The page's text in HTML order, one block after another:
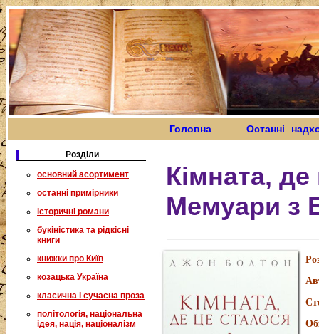
Головна Останні
Розділи
основний асортимент
останні примірники
історичні романи
букіністика та рідкісні
книги
книжки про Київ
козацька Україна
класична і сучасна проза
політологія, національна
ідея, нація, націоналізм
Кімната,
Мемуари з